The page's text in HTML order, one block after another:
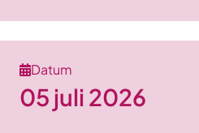
Datum
05 juli 2026